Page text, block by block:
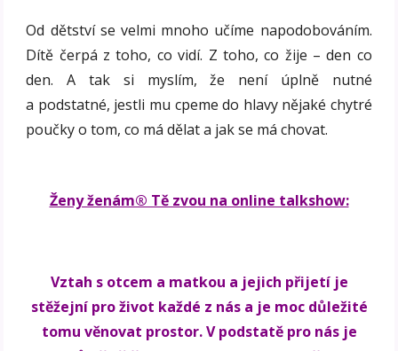
Od dětství se velmi mnoho učíme napodobováním.
Dítě čerpá z toho, co vidí. Z toho, co žije – den co
den. A tak si myslím, že není úplně nutné
a podstatné, jestli mu cpeme do hlavy nějaké chytré
poučky o tom, co má dělat a jak se má chovat.
Ženy ženám® Tě zvou na online talkshow:
Vztah s otcem a matkou a jejich přijetí je
stěžejní pro život každé z nás a je moc důležité
tomu věnovat prostor. V podstatě pro nás je